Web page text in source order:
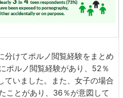
分けてポルノ閲覧経験をまとめ
ポルノ閲覧経験があり、52％
ていました。また、女子の場合
ことがあり、36％が意図して